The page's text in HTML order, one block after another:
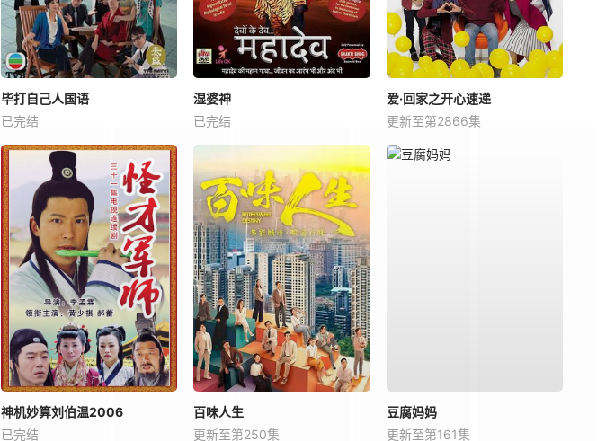
毕打自己人国语
已完结
湿婆神
已完结
爱·回家之开心速递
更新至第2866集
神机妙算刘伯温2006
已完结
百味人生
更新至第250集
豆腐妈妈
更新至第161集